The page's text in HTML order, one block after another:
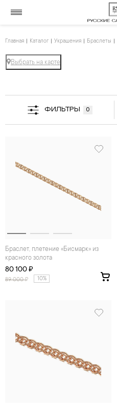
Главная Каталог Украшения Браслеты
Выбрать на карте
ФИЛЬТРЫ 0
Браслет, плетение «Бисмарк» из
красного золота
80 100 ₽
89 000₽ 10%